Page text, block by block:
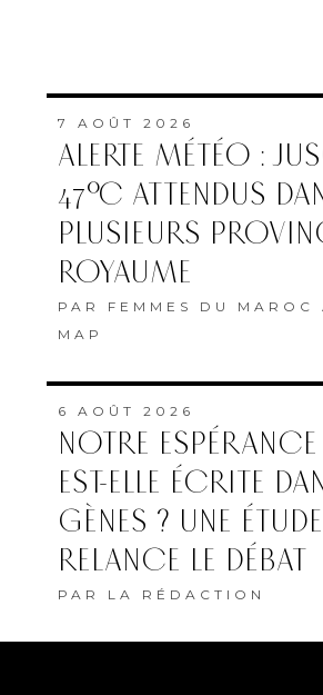
7 AOÛT 2026
ALERTE MÉTÉO :
47°C ATTENDUS
PLUSIEURS
ROYAUME
PAR FEMMES DU MAROC
MAP
6 AOÛT 2026
NOTRE ESPÉRANCE
EST-ELLE ÉCRITE
GÈNES ? UNE ÉTUDE
RELANCE LE DÉBAT
PAR LA RÉDACTION